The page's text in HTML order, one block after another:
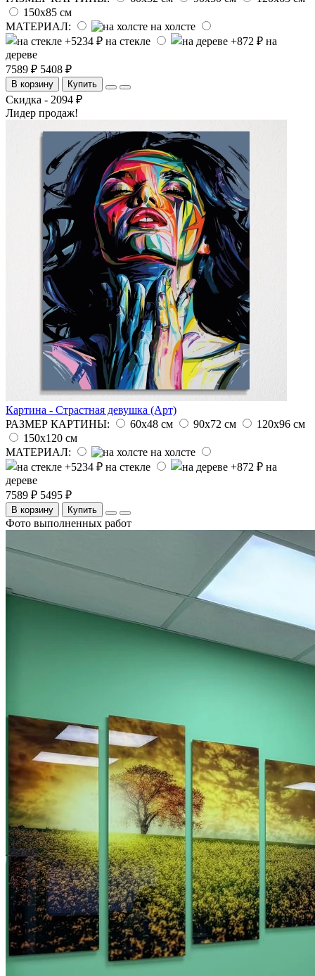
150х85 см
МАТЕРИАЛ:
на холсте
на стекле
на
дереве
7589 ₽ 5408 ₽
В корзину Купить
Скидка - 2094 ₽
Лидер продаж!
Картина - Страстная девушка (Арт)
РАЗМЕР КАРТИНЫ:
60х48 см 90х72 см
120х96 см
150х120 см
МАТЕРИАЛ:
на холсте
на стекле
на
дереве
7589 ₽ 5495 ₽
В корзину Купить
Фото выполненных работ